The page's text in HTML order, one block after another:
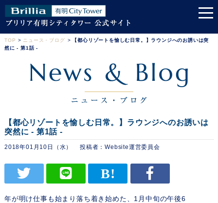
TOP > ニュース・ブログ >
【都心リゾートを愉しむ日常。】ラウンジへのお誘いは突
然に - 第1話 -
【都心リゾートを愉しむ日常。】ラウンジへのお誘いは
突然に - 第1話 -
2018年01月10日（水） Website運営委員会
年が明け仕事も始まり落ち着き始めた、1月中旬の午後6